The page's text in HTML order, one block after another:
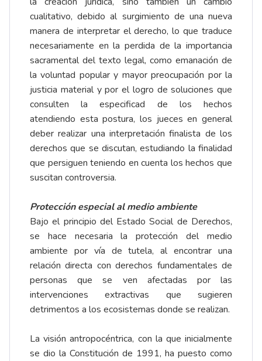
cualitativo, debido al surgimiento de una nueva
manera de interpretar el derecho, lo que traduce
necesariamente en la perdida de la importancia
sacramental del texto legal, como emanación de
la voluntad popular y mayor preocupación por la
justicia material y por el logro de soluciones que
consulten la especificad de los hechos
atendiendo esta postura, los jueces en general
deber realizar una interpretación finalista de los
derechos que se discutan, estudiando la finalidad
que persiguen teniendo en cuenta los hechos que
suscitan controversia.
Protección especial al medio ambiente
Bajo el principio del Estado Social de Derechos,
se hace necesaria la protección del medio
ambiente por vía de tutela, al encontrar una
relación directa con derechos fundamentales de
personas que se ven afectadas por las
intervenciones extractivas que sugieren
detrimentos a los ecosistemas donde se realizan.
La visión antropocéntrica, con la que inicialmente
se dio la Constitución de 1991, ha puesto como